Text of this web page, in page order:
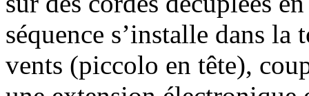
séquence s’installe dans la
vents (piccolo en tête),